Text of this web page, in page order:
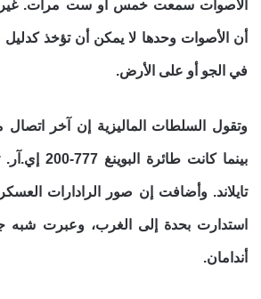
الأصوات سمعت خمس أو ست مرات. غير
أن الأصوات وحدها لا يمكن أن تؤخذ
في الجو أو على الأرض.
وتقول السلطات الماليزية إن آخر اتصال
بينما كانت
تايلاند. وأضافت إن صور الرادارات
استدارت بحدة إلى الغرب، وعبرت شبه
أندامان.